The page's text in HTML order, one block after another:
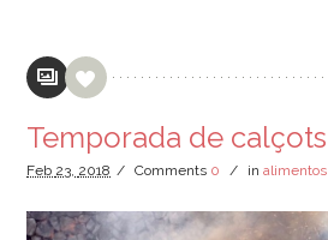
Temporada de calçots
Feb 23, 2018 / Comments 0 / inalimentos